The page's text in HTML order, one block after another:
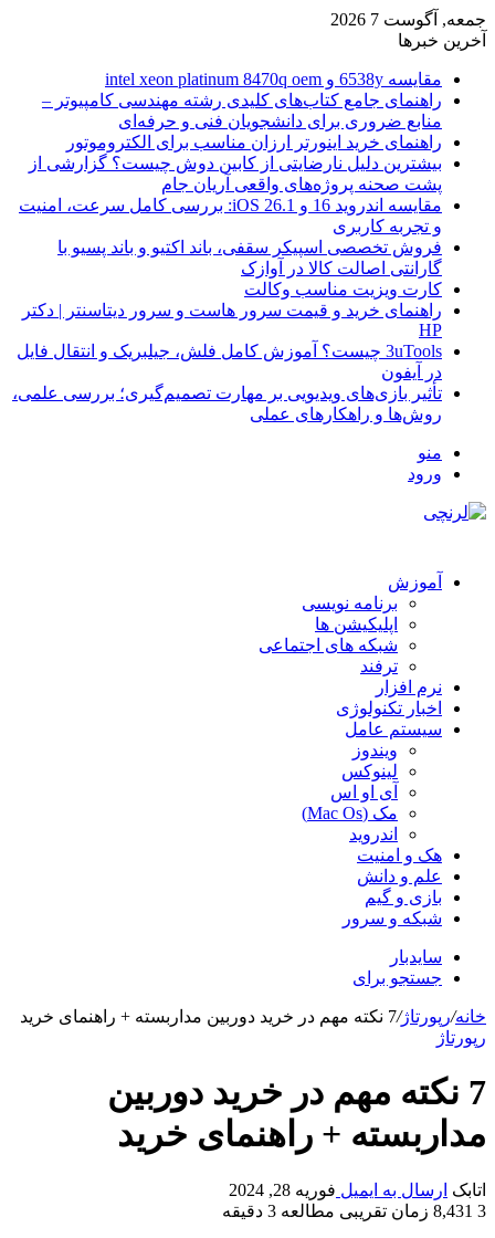
جمعه, آگوست 7 2026
آخرین خبرها
مقایسه 6538y و intel xeon platinum 8470q oem
راهنمای جامع کتاب‌های کلیدی رشته مهندسی کامپیوتر –
منابع ضروری برای دانشجویان فنی و حرفه‌ای
راهنمای خرید اینورتر ارزان مناسب برای الکتروموتور
بیشترین دلیل نارضایتی از کابین دوش چیست؟ گزارشی از
پشت صحنه پروژه‌های واقعی آریان جام
مقایسه اندروید 16 و iOS 26.1: بررسی کامل سرعت، امنیت
و تجربه کاربری
فروش تخصصی اسپیکر سقفی، باند اکتیو و باند پسیو با
گارانتی اصالت کالا در آوازک
کارت ویزیت مناسب وکالت
راهنمای خرید و قیمت سرور هاست و سرور دیتاسنتر | دکتر
HP
3uTools چیست؟ آموزش کامل فلش، جیلبریک و انتقال فایل
در آیفون
تأثیر بازی‌های ویدیویی بر مهارت تصمیم‌گیری؛ بررسی علمی،
روش‌ها و راهکارهای عملی
منو
ورود
آموزش
برنامه نویسی
اپلیکیشن ها
شبکه های اجتماعی
ترفند
نرم افزار
اخبار تکنولوژی
سیستم عامل
ویندوز
لینوکس
آی او اس
مک (Mac Os)
اندروید
هک و امنیت
علم و دانش
بازی و گیم
شبکه و سرور
سایدبار
جستجو برای
خانه/رپورتاژ/7 نکته مهم در خرید دوربین مداربسته + راهنمای خرید
رپورتاژ
7 نکته مهم در خرید دوربین
مداربسته + راهنمای خرید
اتابک ارسال به ایمیل فوریه 28, 2024
3
زمان تقریبی مطالعه 3 دقیقه